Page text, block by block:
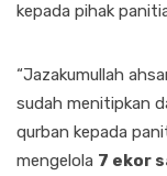
kepada pihak
“Jazakumullah
sudah menitipkan
qurban kepada
mengelola 7 ekor